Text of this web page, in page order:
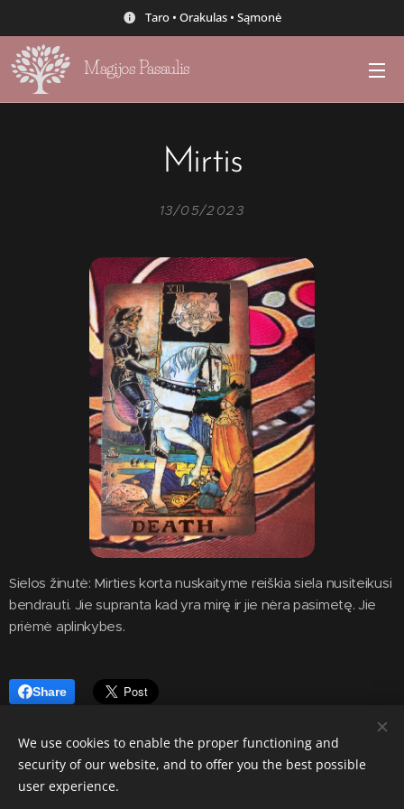
Taro • Orakulas • Sąmonė
Magijos Pasaulis
Mirtis
13/05/2023
Sielos žinutė: Mirties korta nuskaityme reiškia siela nusiteikusi
bendrauti. Jie supranta kad yra mirę ir jie nėra pasimetę. Jie
priėmė aplinkybes.
Share
We use cookies to enable the proper functioning and
security of our website, and to offer you the best possible
user experience.